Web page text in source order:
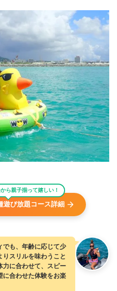
ら親子揃って嬉しい！
遊び放題コース詳細
でも、年齢に応じて少
りスリルを味わうこと
力に合わせて、スピー
に合わせた体験をお楽